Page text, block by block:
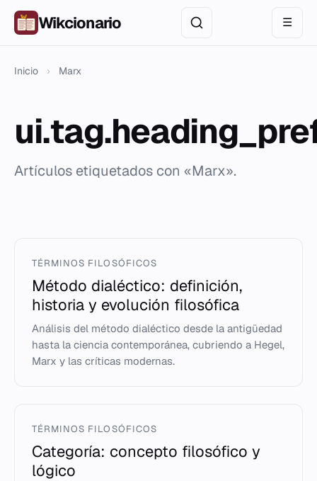
Wikcionario ☰
Inicio › Marx
Artículos etiquetados con «Marx».
TÉRMINOS FILOSÓFICOS
Método dialéctico: definición,
historia y evolución filosófica
Análisis del método dialéctico desde la antigüedad
hasta la ciencia contemporánea, cubriendo a Hegel,
Marx y las críticas modernas.
TÉRMINOS FILOSÓFICOS
Categoría: concepto filosófico y
lógico